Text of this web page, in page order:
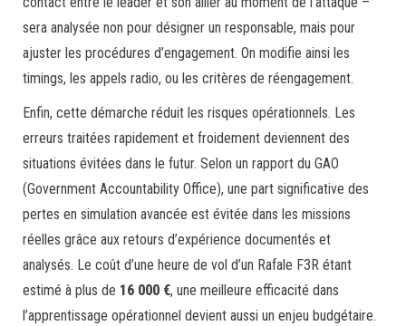
sera analysée non pour désigner un responsable, mais pour
ajuster les procédures d’engagement. On modifie ainsi les
timings, les appels radio, ou les critères de réengagement.
Enfin, cette démarche réduit les risques opérationnels. Les
erreurs traitées rapidement et froidement deviennent des
situations évitées dans le futur. Selon un rapport du GAO
(Government Accountability Office), une part significative des
pertes en simulation avancée est évitée dans les missions
réelles grâce aux retours d’expérience documentés et
analysés. Le coût d’une heure de vol d’un Rafale F3R étant
estimé à plus de 16 000 €, une meilleure efficacité dans
l’apprentissage opérationnel devient aussi un enjeu budgétaire.